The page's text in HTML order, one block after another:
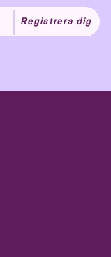
Registrera dig